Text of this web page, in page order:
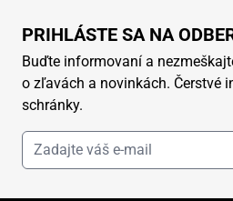
PRIHLÁSTE SA NA
Buďte informovaní a
o zľavách a novinkách. Čerstvé
schránky.